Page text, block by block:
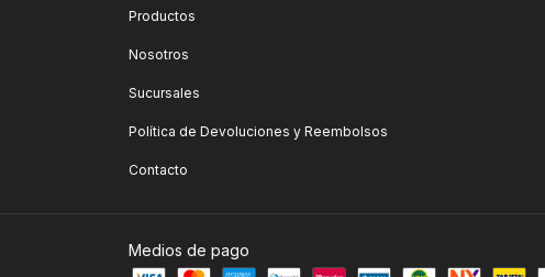
Productos
Nosotros
Sucursales
Política de Devoluciones y Reembolsos
Contacto
Medios de pago